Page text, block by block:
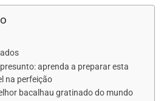
aprenda a preparar esta
na perfeição
bacalhau gratinado do mundo